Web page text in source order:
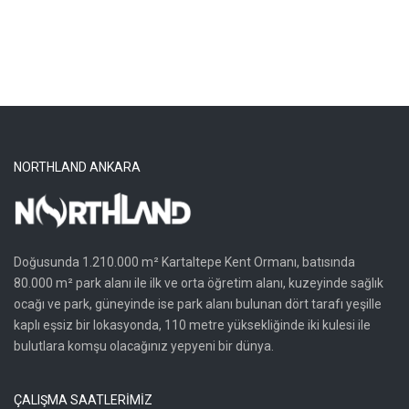
NORTHLAND ANKARA
Doğusunda 1.210.000 m² Kartaltepe Kent Ormanı, batısında
80.000 m² park alanı ile ilk ve orta öğretim alanı, kuzeyinde sağlık
ocağı ve park, güneyinde ise park alanı bulunan dört tarafı yeşille
kaplı eşsiz bir lokasyonda, 110 metre yüksekliğinde iki kulesi ile
bulutlara komşu olacağınız yepyeni bir dünya.
ÇALIŞMA SAATLERİMİZ